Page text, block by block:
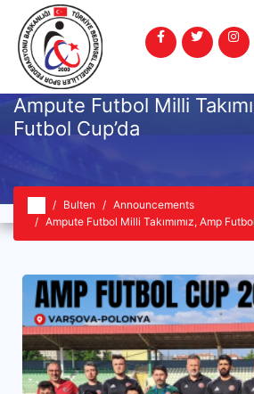
Ampute Futbol Milli
Futbol Cup’da
Bulten
Announcements
Ampute Futbol Milli Takımımız, Amp